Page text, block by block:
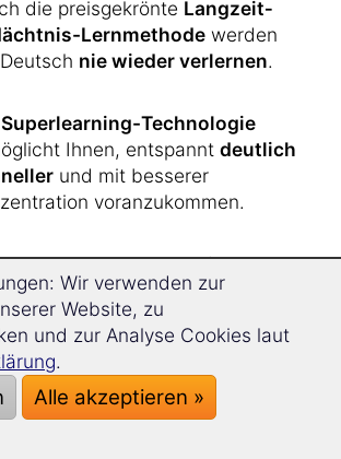
die preisgekrönte Langzeit­
Lernmethode werden
nie wieder verlernen.
Superlearning-Technologie
Ihnen, entspannt deutlich
und mit besserer
voranzukommen.
lernen warnoch nie so
wie jetzt:
Übungen werden Ihnen durch
Kursjeden Tag genau
. Dadurch lernen Sie
praktisch wie von selbst.
Wir verwenden zur
Website, zu
und zur Analyse Cookies laut
.
Alle akzeptieren »